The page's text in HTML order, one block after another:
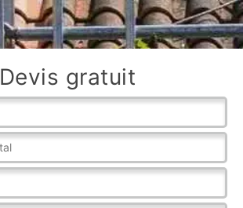
Devis gratuit